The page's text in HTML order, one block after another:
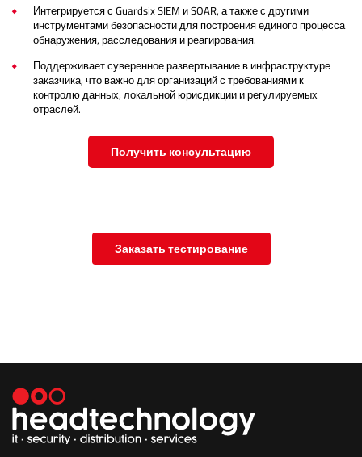
Интегрируется с Guardsix SIEM и SOAR, а также с другими
инструментами безопасности для построения единого процесса
обнаружения, расследования и реагирования.
Поддерживает суверенное развертывание в инфраструктуре
заказчика, что важно для организаций с требованиями к
контролю данных, локальной юрисдикции и регулируемых
отраслей.
Получить консультацию
Заказать тестирование